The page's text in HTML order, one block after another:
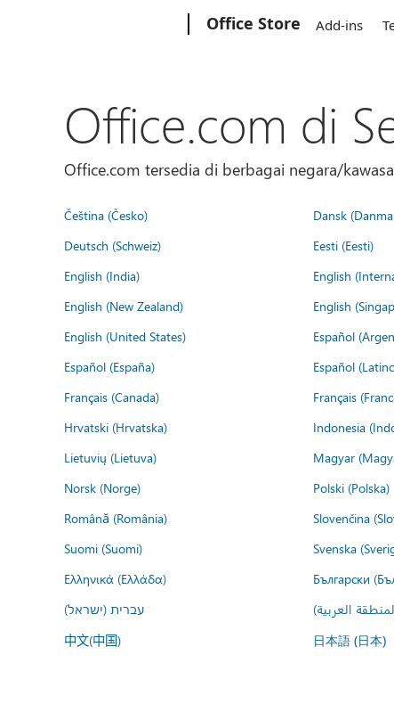
Office Store Add-ins
Office.com di
Office.com tersedia di berbagai negara/
Čeština (Česko) Dansk
Deutsch (Schweiz)
Eesti (Eesti)
English (India)
English
English (New Zealand)
English
English (United States)
Español
Español (España)
Español
Français (Canada)
Français
Hrvatski (Hrvatska)
Indonesia
Lietuvių (Lietuva)
Magyar
Norsk (Norge)
Polski (Polska)
Română (România)
Slovenčina
Suomi (Suomi)
Svenska
Ελληνικά (Ελλάδα)
Български
עברית (ישראל)
العربية)
中文(中国) 日本語 (日本)